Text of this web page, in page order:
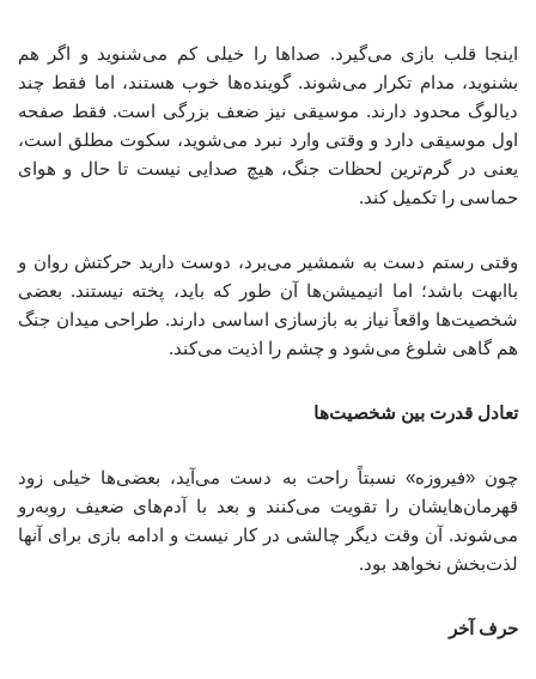
اینجا قلب بازی می‌گیرد. صداها را خیلی کم می‌شنوید و اگر هم
بشنوید، مدام تکرار می‌شوند. گوینده‌ها خوب هستند، اما فقط چند
دیالوگ محدود دارند. موسیقی نیز ضعف بزرگی است. فقط صفحه
اول موسیقی دارد و وقتی وارد نبرد می‌شوید، سکوت مطلق است،
یعنی در گرم‌ترین لحظات جنگ، هیچ صدایی نیست تا حال و هوای
حماسی را تکمیل کند.
وقتی رستم دست به شمشیر می‌برد، دوست دارید حرکتش روان و
باابهت باشد؛ اما انیمیشن‌ها آن طور که باید، پخته نیستند. بعضی
شخصیت‌ها واقعاً نیاز به بازسازی اساسی دارند. طراحی میدان جنگ
هم گاهی شلوغ می‌شود و چشم را اذیت می‌کند.
تعادل قدرت بین شخصیت‌ها
چون «فیروزه» نسبتاً راحت به دست می‌آید، بعضی‌ها خیلی زود
قهرمان‌هایشان را تقویت می‌کنند و بعد با آدم‌های ضعیف روبه‌رو
می‌شوند. آن وقت دیگر چالشی در کار نیست و ادامه بازی برای آنها
لذت‌بخش نخواهد بود.
حرف آخر